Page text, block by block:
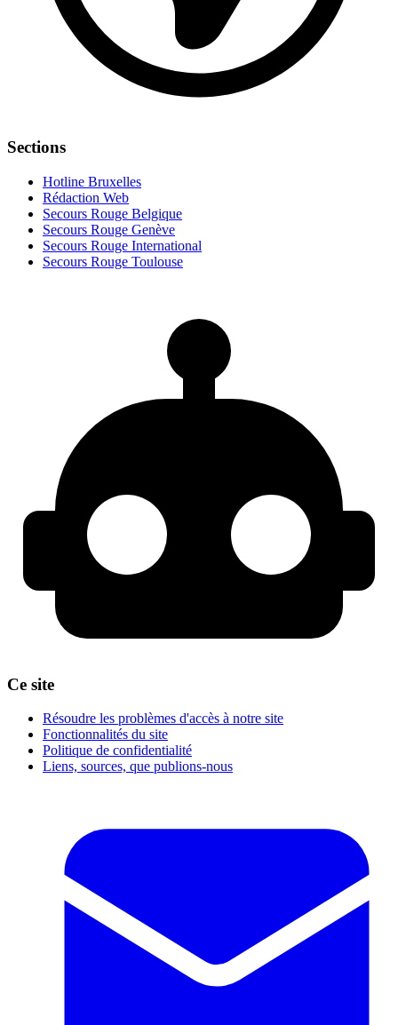
Sections
Hotline Bruxelles
Rédaction Web
Secours Rouge Belgique
Secours Rouge Genève
Secours Rouge International
Secours Rouge Toulouse
Ce site
Résoudre les problèmes d'accès à notre site
Fonctionnalités du site
Politique de confidentialité
Liens, sources, que publions-nous